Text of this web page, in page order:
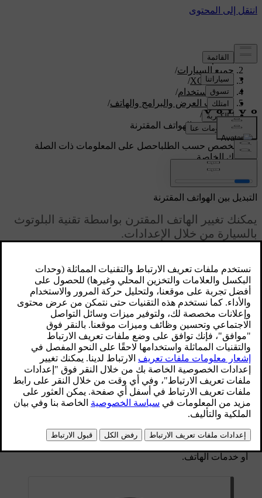
الدعم/
جميع السيارات/
XC60 2027
/
دليل الاستخدام/
شاشات العرض والبرامج والهاتف/
الهاتف /
التبديل بين الهواتف المقترنة
دعم مخصص حسب الطلباحصل على المعلومات ذات الصلة
بسيارتك الخاصة.
تسجيل الدخول
التبديل بين الهواتف المقترنة
يمكنك تغيير الهاتف المقترن بواسطة تقنية البلوتوث
بالسيارة من خلال الإعدادات.
يمكن لسيارتك أن تتصل بهواتف متعدّدة وأن تبقيها جميعها في
الذاكرة، ولكن لن يكون بالإمكان تنشيط أكثر من اتصال بهاتف واحد
فقط في كل مرة.
إذا كنت ترغب في نقل الاتصال عبر البلوتوث إلى جهاز جديد،
فستحتاج إلى إقرانه بالسيارة أولًا. يمكنك القيام بذلك من خلال
الإعدادات.
قبل أن تحاول التبديل إلى جهاز مقترن آخر، تأكّد من تفعيل البلوتوث
في الجهاز الذي تريد التبديل إليه.
اضغط على رمز السيارة
في الشريط السفلي وانتقل إلى
الإعدادات.
اضغط على اسم الهاتف الذي تريد الاتصال به.
أو خدمات الهاتف.